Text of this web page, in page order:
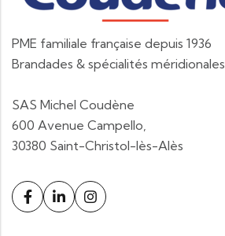
PME familiale française depuis 1936
Brandades & spécialités méridionales
SAS Michel Coudène
600 Avenue Campello,
30380 Saint-Christol-lès-Alès